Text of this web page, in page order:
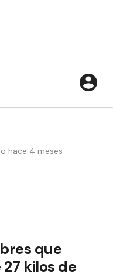
hace 4 meses
que
kilos de